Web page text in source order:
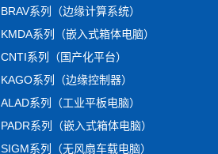
BRAV系列（边缘计算系统）
KMDA系列（嵌入式箱体电脑）
CNTI系列（国产化平台）
KAGO系列（边缘控制器）
ALAD系列（工业平板电脑）
PADR系列（嵌入式箱体电脑）
SIGM系列（无风扇车载电脑）